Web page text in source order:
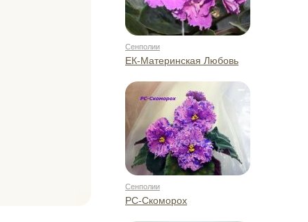
Сенполии
ЕК-Материнская Любовь
Сенполии
РС-Скоморох